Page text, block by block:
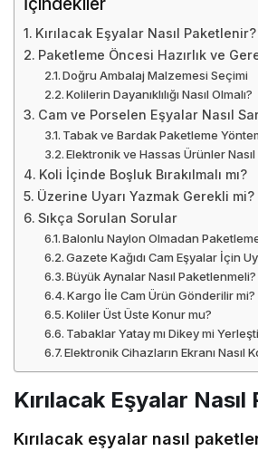
Kırılacak Eşyalar Nasıl Paketlenir?
Paketleme Öncesi Hazırlık ve
Doğru Ambalaj Malzemesi Seçimi
Kolilerin Dayanıklılığı Nasıl Olmalı?
Cam ve Porselen Eşyalar Nasıl
Tabak ve Bardak Paketleme
Elektronik ve Hassas Ürünler
Koli İçinde Boşluk Bırakılmalı mı?
Üzerine Uyarı Yazmak Gerekli mi?
Sıkça Sorulan Sorular
Balonlu Naylon Olmadan Paketleme
Gazete Kağıdı Cam Eşyalar İçin
Büyük Aynalar Nasıl Paketlenmeli?
Kargo İle Cam Ürün Gönderilir mi?
Koliler Üst Üste Konur mu?
Tabaklar Yatay mı Dikey mi
Elektronik Cihazların Ekranı Nasıl
Kırılacak Eşyalar
Kırılacak eşyalar nasıl